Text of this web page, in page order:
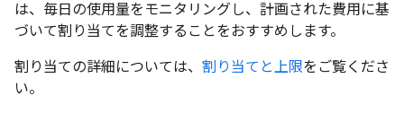
は、毎日の使用量をモニタリングし、計画された費用に基
づいて割り当てを調整することをおすすめします。
割り当ての詳細については、 割り当てと上限をご覧くださ
い。